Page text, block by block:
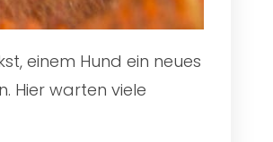
einem Hund ein neues
Hier warten viele